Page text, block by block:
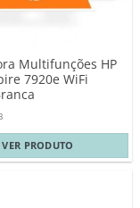
Multifunções HP
7920e WiFi
VER PRODUTO